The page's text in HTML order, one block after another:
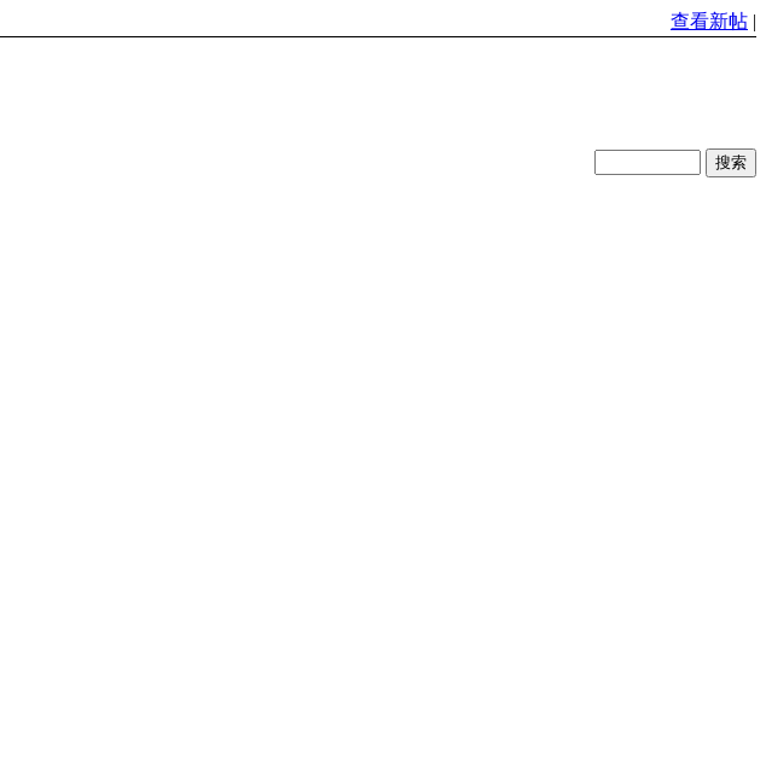
查看新帖 |